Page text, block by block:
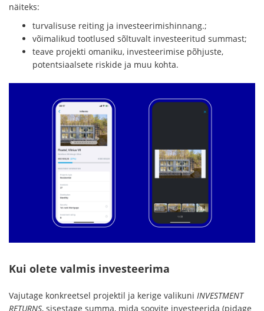
näiteks:
turvalisuse reiting ja investeerimishinnang.;
võimalikud tootlused sõltuvalt investeeritud summast;
teave projekti omaniku, investeerimise põhjuste,
potentsiaalsete riskide ja muu kohta.
Kui olete valmis investeerima
Vajutage konkreetsel projektil ja kerige valikuni INVESTMENT
RETURNS, sisestage summa, mida soovite investeerida (pidage